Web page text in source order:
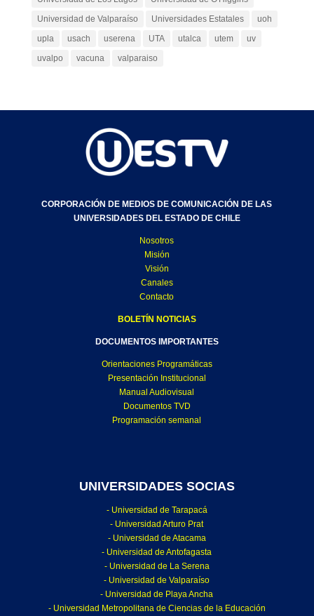
Universidad de Valparaíso
Universidades Estatales
uoh
upla
usach userena UTA utalca utem
uv
uvalpo
vacuna valparaiso
CORPORACIÓN DE MEDIOS DE COMUNICACIÓN DE LAS
UNIVERSIDADES DEL ESTADO DE CHILE
Nosotros
Misión
Visión
Canales
Contacto
BOLETÍN NOTICIAS
DOCUMENTOS IMPORTANTES
Orientaciones Programáticas
Presentación Institucional
Manual Audiovisual
Documentos TVD
Programación semanal
UNIVERSIDADES SOCIAS
- Universidad de Tarapacá
- Universidad Arturo Prat
- Universidad de Atacama
- Universidad de Antofagasta
- Universidad de La Serena
- Universidad de Valparaíso
- Universidad de Playa Ancha
- Universidad Metropolitana de Ciencias de la Educación